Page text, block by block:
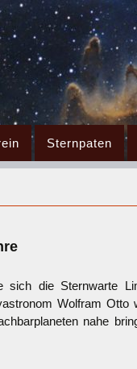
Sternpaten
sich die Sternwarte
Wolfram Otto
nahe